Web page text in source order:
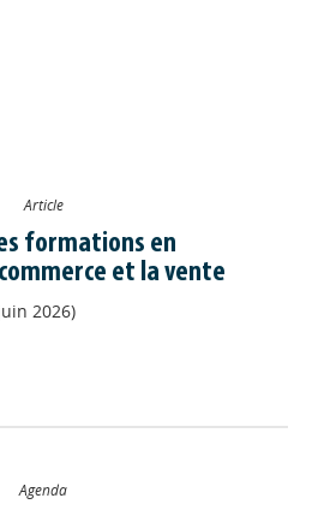
Article
formations en
et la vente
2026)
Agenda